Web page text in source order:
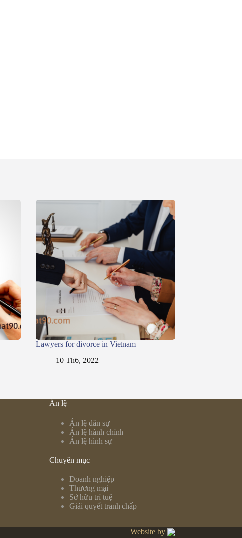
Lawyers for divorce in Vietnam
10 Th6, 2022
Án lệ
Án lệ dân sự
Án lệ hành chính
Án lệ hình sự
Chuyên mục
Doanh nghiệp
Thương mại
Sở hữu trí tuệ
Giải quyết tranh chấp
Website by